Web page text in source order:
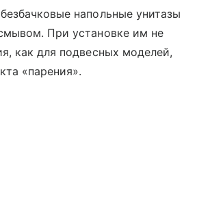
напольные унитазы
При установке им не
как для подвесных моделей,
«парения».